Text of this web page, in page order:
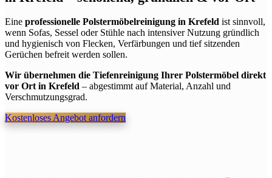
Eine professionelle Polstermöbelreinigung in Krefeld ist sinnvoll,
wenn Sofas, Sessel oder Stühle nach intensiver Nutzung gründlich
und hygienisch von Flecken, Verfärbungen und tief sitzenden
Gerüchen befreit werden sollen.
Wir übernehmen die Tiefenreinigung Ihrer Polstermöbel direkt
vor Ort in Krefeld – abgestimmt auf Material, Anzahl und
Verschmutzungsgrad.
Kostenloses Angebot anfordern